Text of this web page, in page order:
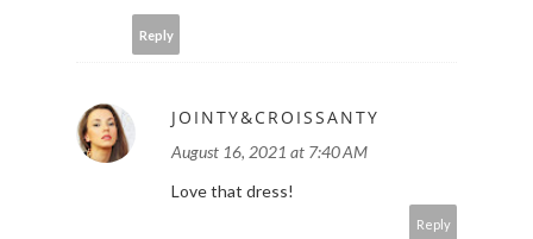
Reply
JOINTY&CROISSANTY
August 16, 2021 at 7:40 AM
Love that dress!
Reply